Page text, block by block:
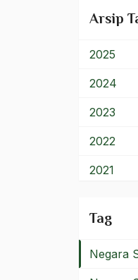
Arsip
2025
2024
2023
2022
2021
2019
2018
Tag
negara
Negara
Negara
negara
Negara
Negara
negara
Negara